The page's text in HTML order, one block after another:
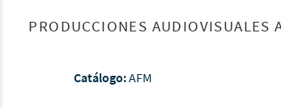
PRODUCCIONES AUDIOVISUALES
Catálogo:AFM